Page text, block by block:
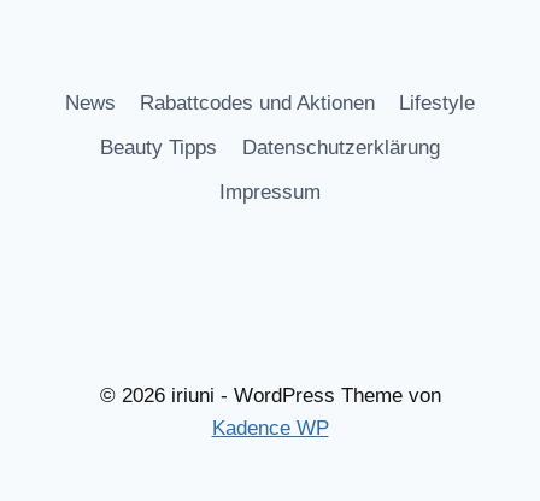
News Rabattcodes und Aktionen
Lifestyle
Beauty Tipps
Datenschutzerklärung
Impressum
© 2026 iriuni - WordPress Theme von
Kadence WP